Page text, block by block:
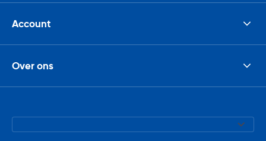
Account
Over ons